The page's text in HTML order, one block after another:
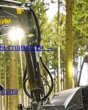
стоимости →